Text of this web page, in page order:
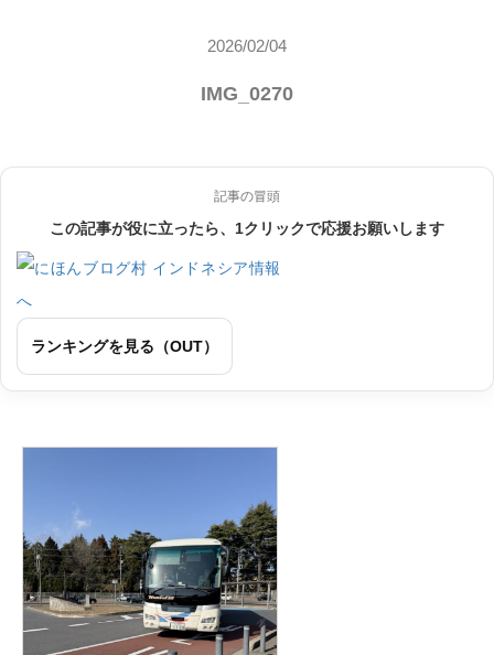
2026/02/04
IMG_0270
記事の冒頭
この記事が役に立ったら、1クリックで応援お願いします
ランキングを見る（OUT）